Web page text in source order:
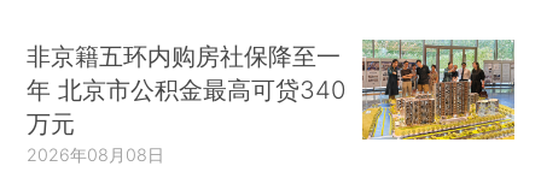
非京籍五环内购房社保降至一
年 北京市公积金最高可贷340
万元
2026年08月08日